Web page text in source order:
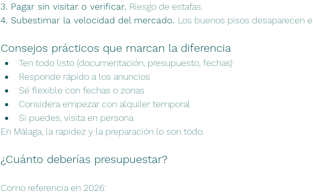
3. Pagar sin visitar o verificar. Riesgo de estafas.
4. Subestimar la velocidad del mercado. Los buenos pisos desaparecen
Consejos prácticos que marcan la diferencia
Ten todo listo (documentación, presupuesto, fechas)
Responde rápido a los anuncios
Sé flexible con fechas o zonas
Considera empezar con alquiler temporal
Si puedes, visita en persona
En Málaga, la rapidez y la preparación lo son todo.
¿Cuánto deberías presupuestar?
Como referencia en 2026: